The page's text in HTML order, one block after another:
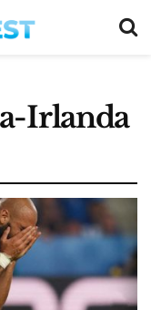
Irlanda